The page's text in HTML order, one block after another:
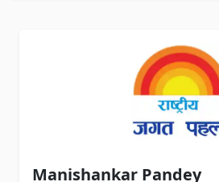
Manishankar Pandey